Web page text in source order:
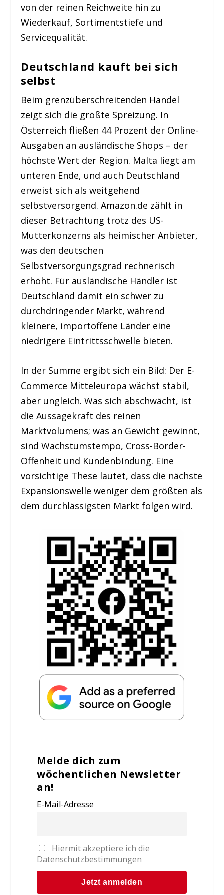
von der reinen Reichweite hin zu
Wiederkauf, Sortimentstiefe und
Servicequalität.
Deutschland kauft bei sich
selbst
Beim grenzüberschreitenden Handel
zeigt sich die größte Spreizung. In
Österreich fließen 44 Prozent der Online-
Ausgaben an ausländische Shops – der
höchste Wert der Region. Malta liegt am
unteren Ende, und auch Deutschland
erweist sich als weitgehend
selbstversorgend. Amazon.de zählt in
dieser Betrachtung trotz des US-
Mutterkonzerns als heimischer Anbieter,
was den deutschen
Selbstversorgungsgrad rechnerisch
erhöht. Für ausländische Händler ist
Deutschland damit ein schwer zu
durchdringender Markt, während
kleinere, importoffene Länder eine
niedrigere Eintrittsschwelle bieten.
In der Summe ergibt sich ein Bild: Der E-
Commerce Mitteleuropa wächst stabil,
aber ungleich. Was sich abschwächt, ist
die Aussagekraft des reinen
Marktvolumens; was an Gewicht gewinnt,
sind Wachstumstempo, Cross-Border-
Offenheit und Kundenbindung. Eine
vorsichtige These lautet, dass die nächste
Expansionswelle weniger dem größten als
dem durchlässigsten Markt folgen wird.
Melde dich zum
wöchentlichen Newsletter
an!
E-Mail-Adresse
Hiermit akzeptiere ich die
Datenschutzbestimmungen